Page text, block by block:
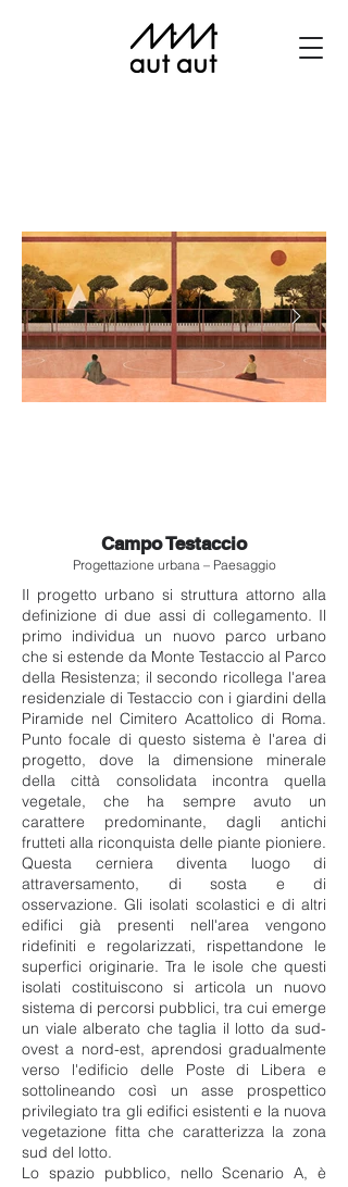
Campo Testaccio
Progettazione urbana – Paesaggio
Il progetto urbano si struttura attorno alla
definizione di due assi di collegamento. Il
primo individua un nuovo parco urbano
che si estende da Monte Testaccio al Parco
della Resistenza; il secondo ricollega l'area
residenziale di Testaccio con i giardini della
Piramide nel Cimitero Acattolico di Roma.
Punto focale di questo sistema è l'area di
progetto, dove la dimensione minerale
della città consolidata incontra quella
vegetale, che ha sempre avuto un
carattere predominante, dagli antichi
frutteti alla riconquista delle piante pioniere.
Questa cerniera diventa luogo di
attraversamento, di sosta e di
osservazione. Gli isolati scolastici e di altri
edifici già presenti nell'area vengono
ridefiniti e regolarizzati, rispettandone le
superfici originarie. Tra le isole che questi
isolati costituiscono si articola un nuovo
sistema di percorsi pubblici, tra cui emerge
un viale alberato che taglia il lotto da sud-
ovest a nord-est, aprendosi gradualmente
verso l'edificio delle Poste di Libera e
sottolineando così un asse prospettico
privilegiato tra gli edifici esistenti e la nuova
vegetazione fitta che caratterizza la zona
sud del lotto.
Lo spazio pubblico, nello Scenario A, è